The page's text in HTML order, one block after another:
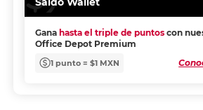
Gana hasta el triple de puntos con
Office Depot Premium
1 punto = $1 MXN